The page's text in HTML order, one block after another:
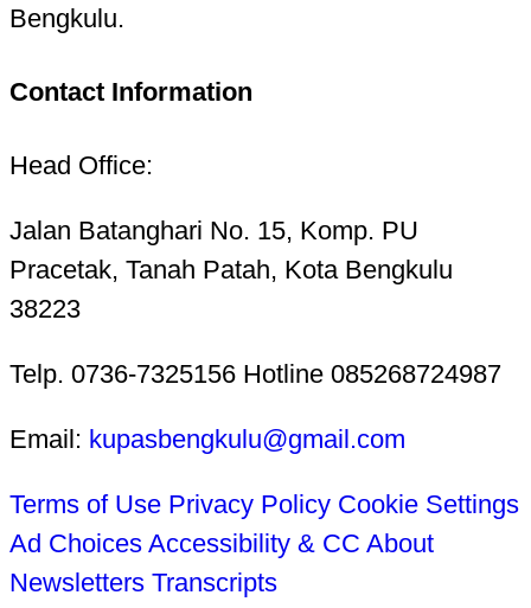
Bengkulu.
Contact Information
Head Office:
Jalan Batanghari No. 15, Komp. PU
Pracetak, Tanah Patah, Kota Bengkulu
38223
Telp. 0736-7325156 Hotline 085268724987
Email: kupasbengkulu@gmail.com
Terms of Use Privacy Policy Cookie Settings
Ad Choices Accessibility & CC About
Newsletters Transcripts